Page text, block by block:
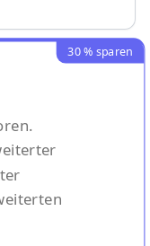
30 % sparen